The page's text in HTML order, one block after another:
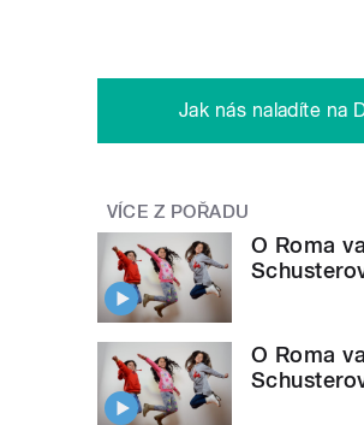
Jak nás naladíte na
VÍCE Z POŘADU
O Roma
O Roma